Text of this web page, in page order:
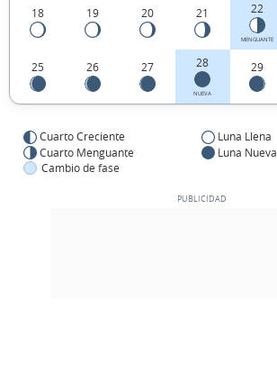
18 19 20 21 22
MENGUANTE
25 26 27 28
NUEVA
29
Cuarto Creciente
Luna Llena
Cuarto Menguante
Luna Nueva
Cambio de fase